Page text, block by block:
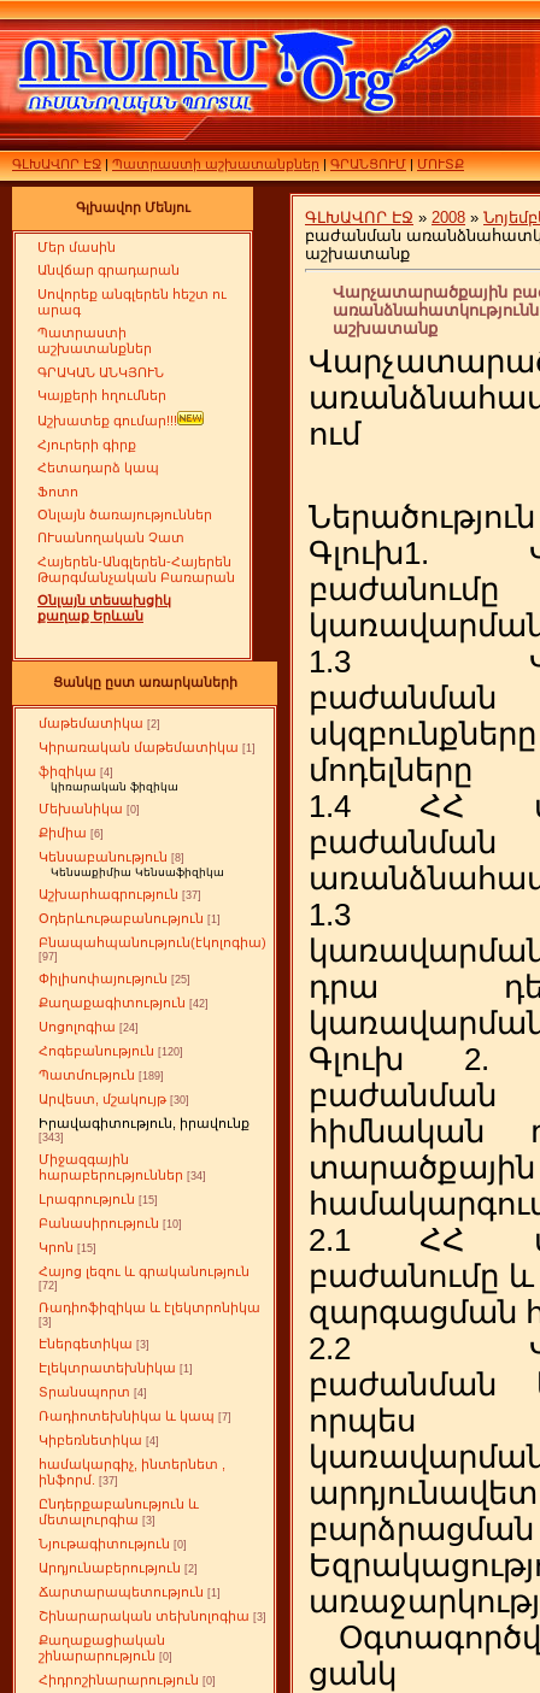
ԳԼԽԱՎՈՐ ԷՋ|Պատրաստի աշխատանքներ|ԳՐԱՆՑՈՒՄ|ՄՈՒՏՔ
Գլխավոր Մենյու
Մեր մասին
Անվճար գրադարան
Սովորեք անգլերեն հեշտ ու
արագ
Պատրաստի
աշխատանքներ
ԳՐԱԿԱՆ ԱՆԿՅՈՒՆ
Կայքերի հղումներ
Աշխատեք գումար!!!
Հյուրերի գիրք
Հետադարձ կապ
Ֆոտո
Օնլայն ծառայություններ
ՈՒսանողական Չատ
Հայերեն-Անգլերեն-Հայերեն
Թարգմանչական Բառարան
Օնլայն տեսախցիկ
քաղաք Երևան
Ցանկը ըստ առարկաների
մաթեմատիկա [2]
Կիրառական մաթեմատիկա [1]
ֆիզիկա [4]
կիռարական ֆիզիկա
Մեխանիկա [0]
Քիմիա [6]
Կենսաբանություն [8]
Կենսաքիմիա Կենսաֆիզիկա
Աշխարհագրություն [37]
Օդերևութաբանություն [1]
Բնապահպանություն(էկոլոգիա)
[97]
Փիլիսոփայություն [25]
Քաղաքագիտություն [42]
Սոցոլոգիա [24]
Հոգեբանություն [120]
Պատմություն [189]
Արվեստ, մշակույթ [30]
Իրավագիտություն, իրավունք
[343]
Միջազգային
հարաբերություններ [34]
Լրագրություն [15]
Բանասիրություն [10]
Կրոն [15]
Հայոց լեզու և գրականություն
[72]
Ռադիոֆիզիկա և էլեկտրոնիկա
[3]
Էներգետիկա [3]
Էլեկտրատեխնիկա [1]
Տրանսպորտ [4]
Ռադիոտեխնիկա և կապ [7]
Կիբեռնետիկա [4]
համակարգիչ, ինտերնետ ,
ինֆորմ.
[37]
Ընդերքաբանություն և
մետալուրգիա [3]
Նյութագիտություն [0]
Արդյունաբերություն [2]
Ճարտարապետություն [1]
Շինարարական տեխնոլոգիա [3]
Քաղաքացիական
շինարարություն [0]
Հիդրոշինարարություն [0]
ԳԼԽԱՎՈՐ ԷՋ » 2008 »
բաժանման
աշխատանք
Վարչատարածքային
աշխատանք
ում
Ներածություն
Գլուխ1.
1.3
մոդելները
1.4 ՀՀ
բաժանման
1.3 ՀՀ
դրա
Գլուխ 2.
հիմնական
2.1 ՀՀ
բաժանումը
զարգացման
2.2
բաժանման
որպես
բարձրացման
ցանկ